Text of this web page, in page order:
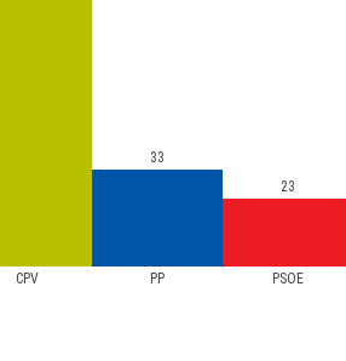
CPV PP PSOE
33
23